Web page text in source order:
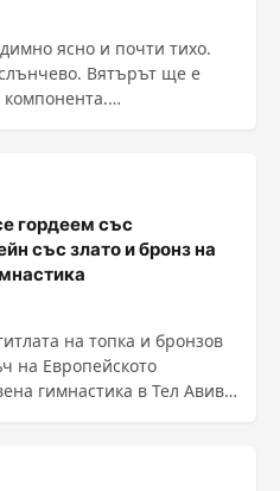
ясно и почти тихо.
Вятърът ще е
гордеем със
със злато и бронз на
на топка и бронзов
на Европейското
гимнастика в Тел Авив